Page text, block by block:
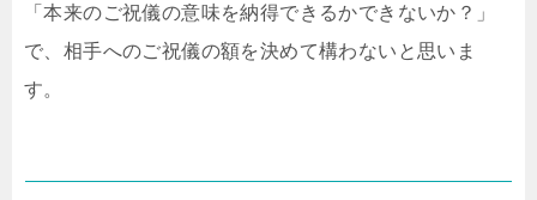
「本来のご祝儀の意味を納得できるかできないか？」
で、相手へのご祝儀の額を決めて構わないと思いま
す。